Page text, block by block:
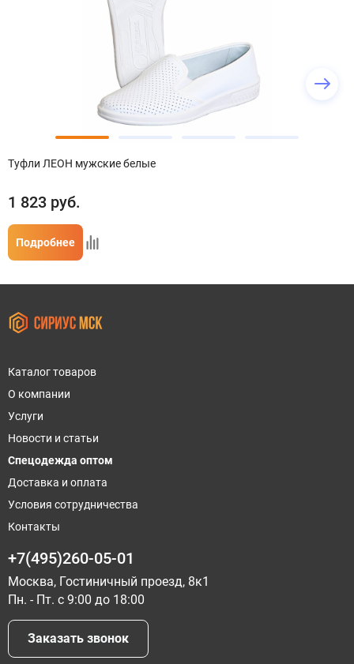
Туфли ЛЕОН мужские белые
1 823 руб.
Подробнее
Каталог товаров
О компании
Услуги
Новости и статьи
Спецодежда оптом
Доставка и оплата
Условия сотрудничества
Контакты
+7(495)260-05-01
Москва, Гостиничный проезд, 8к1
Пн. - Пт. с 9:00 до 18:00
Заказать звонок